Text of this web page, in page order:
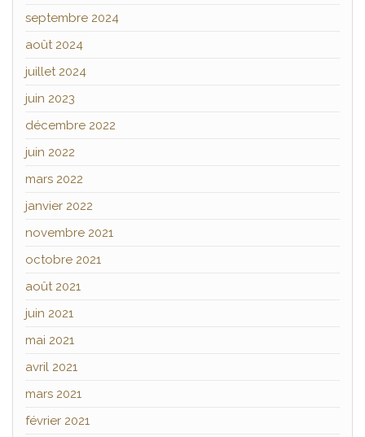
septembre 2024
août 2024
juillet 2024
juin 2023
décembre 2022
juin 2022
mars 2022
janvier 2022
novembre 2021
octobre 2021
août 2021
juin 2021
mai 2021
avril 2021
mars 2021
février 2021